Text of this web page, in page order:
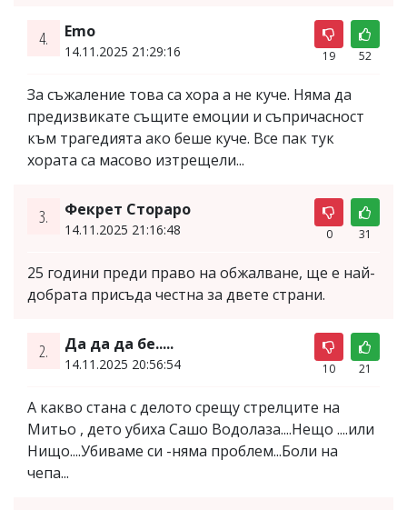
4. Emo
14.11.2025 21:29:16 19 52
За съжаление това са хора а не куче. Няма да
предизвикате същите емоции и съпричасност
към трагедията ако беше куче. Все пак тук
хората са масово изтрещели...
3. Фекрет Стораро
14.11.2025 21:16:48 0 31
25 години преди право на обжалване, ще е най-
добрата присъда честна за двете страни.
2. Да да да бе.....
14.11.2025 20:56:54 10 21
А какво стана с делото срещу стрелците на
Митьо , дето убиха Сашо Водолаза....Нещо ....или
Нищо....Убиваме си -няма проблем...Боли на
чепа...